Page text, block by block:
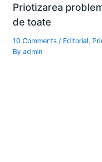
Priotizarea
de toate
10 Comments / Editorial,
By admin